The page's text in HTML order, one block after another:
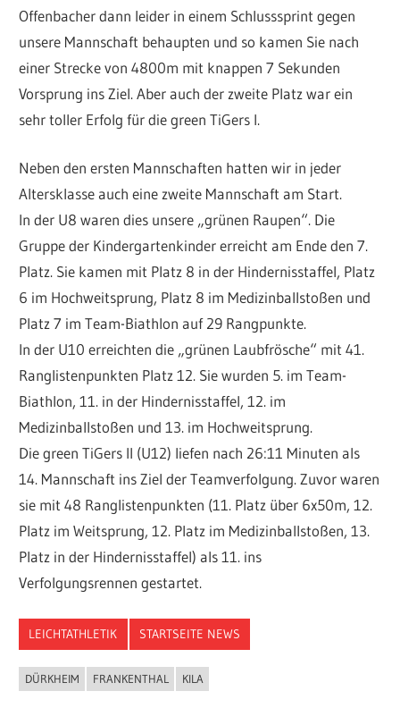
Offenbacher dann leider in einem Schlusssprint gegen
unsere Mannschaft behaupten und so kamen Sie nach
einer Strecke von 4800m mit knappen 7 Sekunden
Vorsprung ins Ziel. Aber auch der zweite Platz war ein
sehr toller Erfolg für die green TiGers I.
Neben den ersten Mannschaften hatten wir in jeder
Altersklasse auch eine zweite Mannschaft am Start.
In der U8 waren dies unsere „grünen Raupen“. Die
Gruppe der Kindergartenkinder erreicht am Ende den 7.
Platz. Sie kamen mit Platz 8 in der Hindernisstaffel, Platz
6 im Hochweitsprung, Platz 8 im Medizinballstoßen und
Platz 7 im Team-Biathlon auf 29 Rangpunkte.
In der U10 erreichten die „grünen Laubfrösche“ mit 41.
Ranglistenpunkten Platz 12. Sie wurden 5. im Team-
Biathlon, 11. in der Hindernisstaffel, 12. im
Medizinballstoßen und 13. im Hochweitsprung.
Die green TiGers II (U12) liefen nach 26:11 Minuten als
14. Mannschaft ins Ziel der Teamverfolgung. Zuvor waren
sie mit 48 Ranglistenpunkten (11. Platz über 6x50m, 12.
Platz im Weitsprung, 12. Platz im Medizinballstoßen, 13.
Platz in der Hindernisstaffel) als 11. ins
Verfolgungsrennen gestartet.
LEICHTATHLETIK STARTSEITE NEWS
DÜRKHEIM FRANKENTHAL KILA